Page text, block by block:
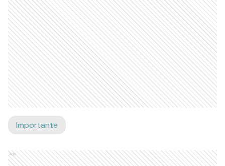
Importante
Ads